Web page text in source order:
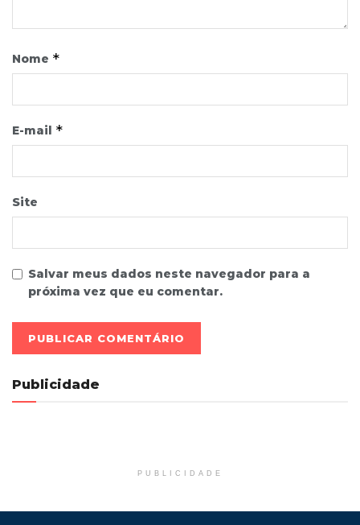
Nome *
E-mail *
Site
Salvar meus dados neste navegador para a
próxima vez que eu comentar.
Publicidade
PUBLICIDADE